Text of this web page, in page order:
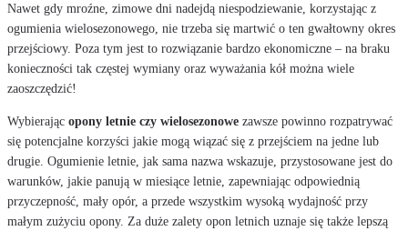
Nawet gdy mroźne, zimowe dni nadejdą niespodziewanie, korzystając z
ogumienia wielosezonowego, nie trzeba się martwić o ten gwałtowny okres
przejściowy. Poza tym jest to rozwiązanie bardzo ekonomiczne – na braku
konieczności tak częstej wymiany oraz wyważania kół można wiele
zaoszczędzić!
Wybierając opony letnie czy wielosezonowe zawsze powinno rozpatrywać
się potencjalne korzyści jakie mogą wiązać się z przejściem na jedne lub
drugie. Ogumienie letnie, jak sama nazwa wskazuje, przystosowane jest do
warunków, jakie panują w miesiące letnie, zapewniając odpowiednią
przyczepność, mały opór, a przede wszystkim wysoką wydajność przy
małym zużyciu opony. Za duże zalety opon letnich uznaje się także lepszą